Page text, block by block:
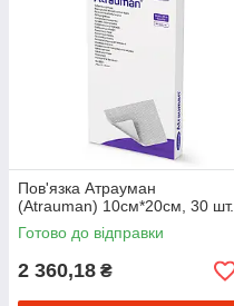
Пов'язка Атрауман
(Atrauman) 10см*20см, 30 шт.
Готово до відправки
2 360,18 ₴